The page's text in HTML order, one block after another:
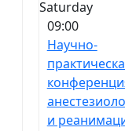
Saturday
09:00
Научно-
и